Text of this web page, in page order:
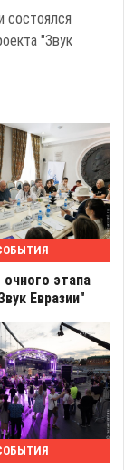
"Звук
этапа
Евразии"